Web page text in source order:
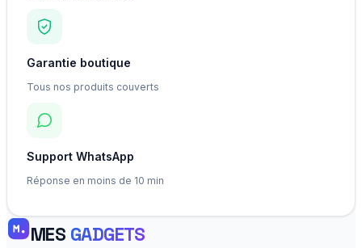
Garantie boutique
Tous nos produits couverts
Support WhatsApp
Réponse en moins de 10 min
MES GADGETS